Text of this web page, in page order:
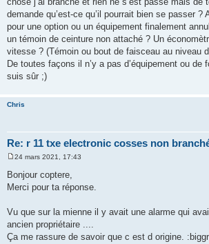
s
g
e
demande qu’est-ce qu’il pourrait bien se passer ?
pour une option ou un équipement finalement
un témoin de ceinture non attaché ? Un
vitesse ? (Témoin ou bout de faisceau au niveau
De toutes façons il n’y a pas d’équipement ou de
suis sûr ;)
Chris
Re: r 11 txe electronic cosses non
s
s
e
24 mars 2021, 17:43
Bonjour coptere,
Merci pour ta réponse.
Vu que sur la mienne il y avait une alarme qui
ancien propriétaire ....
Ça me rassure de savoir que c est d origine.